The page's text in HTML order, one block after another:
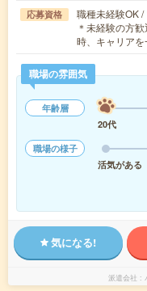
応募資格
職種未経験OK
＊未経験の方
時、キャリア
職場の雰囲気
年齢層
20代
職場の様子
活気がある
気になる!
派遣会社